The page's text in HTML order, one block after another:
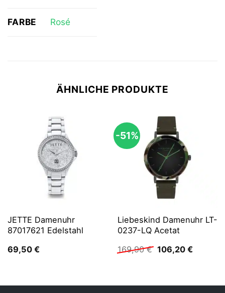
FARBE Rosé
ÄHNLICHE PRODUKTE
JETTE Damenuhr
87017621 Edelstahl
69,50 €
-51%
Liebeskind Damenuhr LT-
0237-LQ Acetat
169,90€ Ursprünglicher
Preis
106,20 €